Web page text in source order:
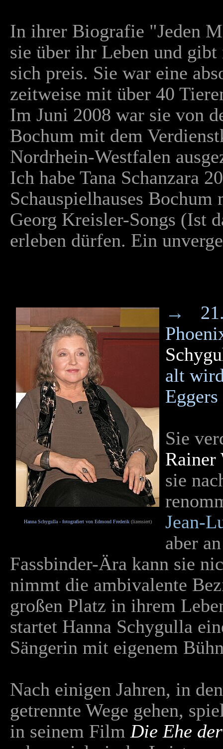
In ihrer Biografie "Jeden
sie über ihr Leben und
sich preis. Sie war eine
zeitweise mit über 40
Im Juni 2008 war sie von
Bochum mit dem
Nordrhein-Westfalen
Ich habe Tana Schanzara
Schauspielhauses
Georg Kreisler-Songs (Ist
erleben dürfen. Ein
Hanna Schygulla - fotografiert von Edmond Frederik (lizensiert)
→
alt
Eggers
Sie
Rainer
sie
Jean-
aber
Fassbinder-Ära kann sie
nimmt die ambivalente
großen Platz in ihrem
startet Hanna Schygulla
Sängerin mit eigenem
Nach einigen Jahren, in
getrennte Wege gehen,
in seinem Film Die Ehe